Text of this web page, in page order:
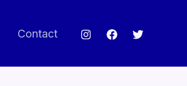
Contact